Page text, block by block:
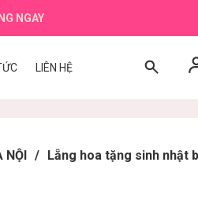
NGAY
LIÊN HỆ
NỘI / Lẵng hoa tặng sinh nhật